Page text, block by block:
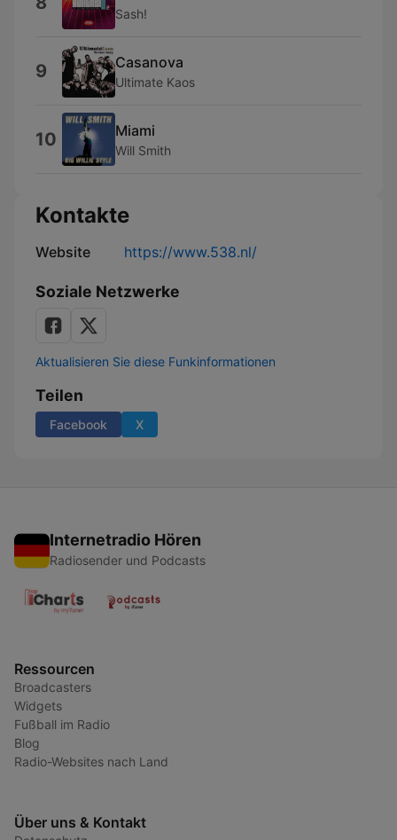
Sash!
9 Casanova
Ultimate Kaos
10 Miami
Will Smith
Kontakte
Website https://www.538.nl/
Soziale Netzwerke
Aktualisieren Sie diese Funkinformationen
Teilen
Facebook X
Internetradio Hören
Radiosender und Podcasts
Ressourcen
Broadcasters
Widgets
Fußball im Radio
Blog
Radio-Websites nach Land
Über uns & Kontakt